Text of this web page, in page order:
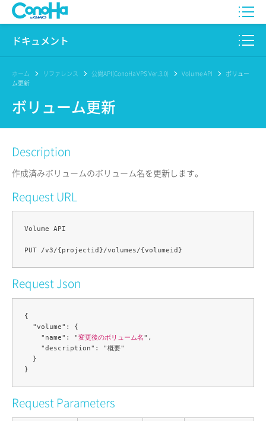
WING
Pencil
サービス一覧
サポート
ドキュメント
このサイトについて
プロダクト
リファレンス
リリースノート
ホーム リファレンス 公開API(ConoHa VPS Ver.3.0) Volume API
ボリュー
ム更新
ボリューム更新
Description
作成済みボリュームのボリューム名を更新します。
Request URL
Volume API
Request Json
{
  "volume": {
    "name": "
変更後のボリューム名",
    "description": "概要"
  }
Request Parameters